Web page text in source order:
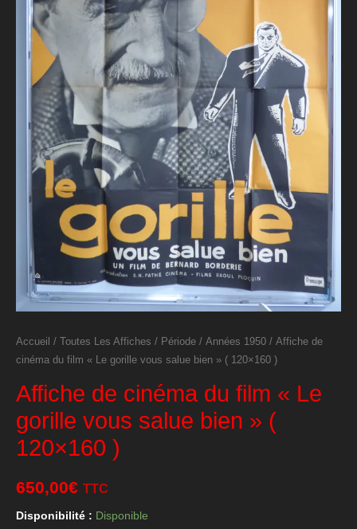
Accueil / Toutes Les Affiches / Période / Années 1950 / Affiche de
cinéma du film « Le gorille vous salue bien » ( 120×160 )
Affiche de cinéma du film « Le
gorille vous salue bien » (
120×160 )
650,00€ TTC
Disponibilité : Disponible